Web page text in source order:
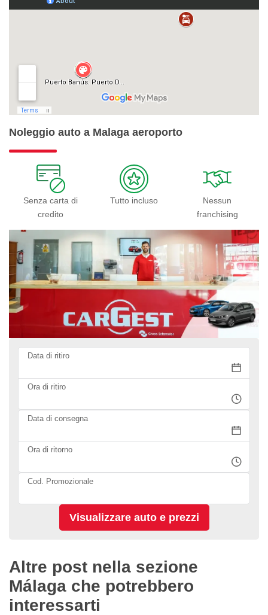
Noleggio auto a Malaga aeroporto
Senza carta di
credito
Tutto incluso
Nessun
franchising
Data di ritiro
Ora di ritiro
Data di consegna
Ora di ritorno
Cod. Promozionale
Altre post nella sezione
Málaga che potrebbero
interessarti